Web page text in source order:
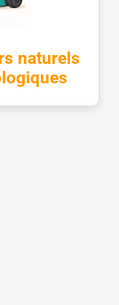
naturels